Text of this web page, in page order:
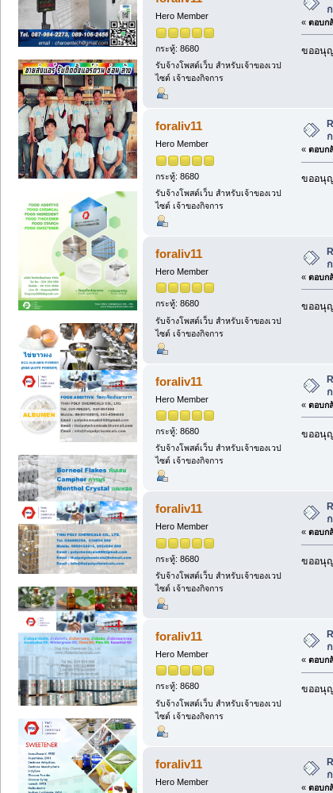
Hero Member
กระทู้: 8680
รับจ้างโพสต์เว็บ สำหรับเจ้าของเวป
ไซต์ เจ้าของกิจการ
« ตอบก
ขออนุ
foraliv11
Hero Member
กระทู้: 8680
รับจ้างโพสต์เว็บ สำหรับเจ้าของเวป
ไซต์ เจ้าของกิจการ
« ตอบก
ขออนุ
foraliv11
Hero Member
กระทู้: 8680
รับจ้างโพสต์เว็บ สำหรับเจ้าของเวป
ไซต์ เจ้าของกิจการ
« ตอบก
ขออนุ
foraliv11
Hero Member
กระทู้: 8680
รับจ้างโพสต์เว็บ สำหรับเจ้าของเวป
ไซต์ เจ้าของกิจการ
« ตอบก
ขออนุ
foraliv11
Hero Member
กระทู้: 8680
รับจ้างโพสต์เว็บ สำหรับเจ้าของเวป
ไซต์ เจ้าของกิจการ
« ตอบก
ขออนุ
foraliv11
Hero Member
กระทู้: 8680
รับจ้างโพสต์เว็บ สำหรับเจ้าของเวป
ไซต์ เจ้าของกิจการ
« ตอบก
ขออนุ
foraliv11
Hero Member
« ตอบก